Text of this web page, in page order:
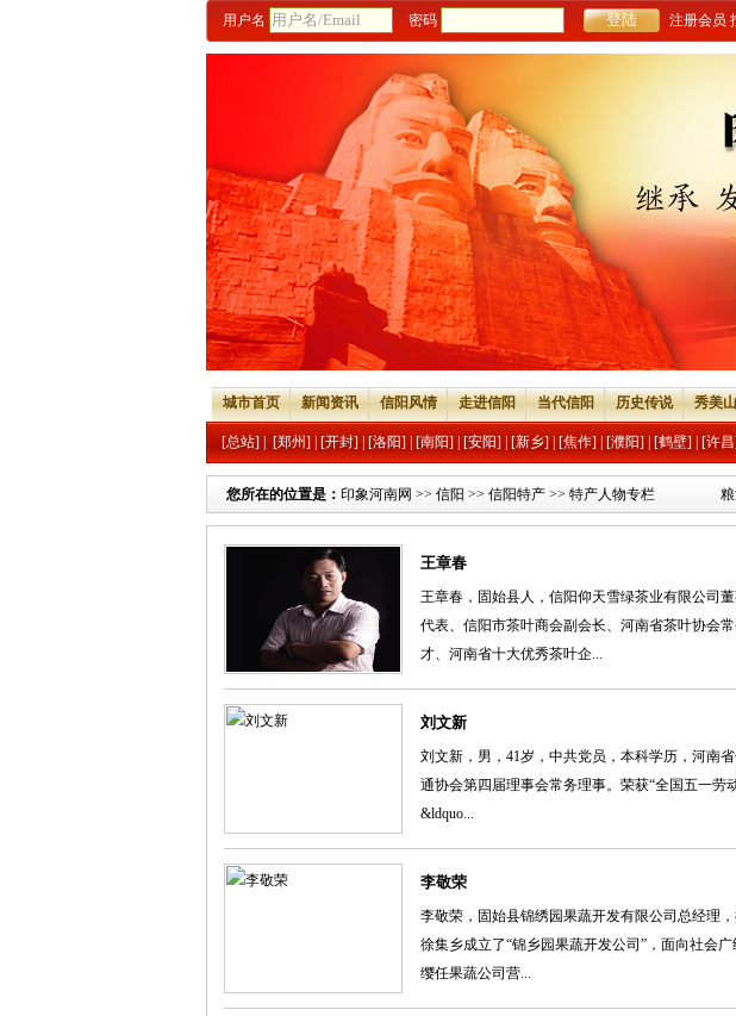
用户名 密码 注册会员
城市首页 新闻资讯 信阳风情 走进信阳 当代信阳 历史传说 秀美
[总站] [郑州] [开封] [洛阳] [南阳] [安阳] [新乡] [焦作] [濮阳] [鹤壁] [许
您所在的位置是： 印象河南网 >> 信阳 >> 信阳特产 >> 特产人物专栏
王章春
王章春，固始县人，信阳仰天雪绿茶业有限公司
代表、信阳市茶叶商会副会长、河南省茶叶协会
才、河南省十大优秀茶叶企...
刘文新
刘文新，男，41岁，中共党员，本科学历，河南
通协会第四届理事会常务理事。荣获“全国五一劳
&ldquo...
李敬荣
李敬荣，固始县锦绣园果蔬开发有限公司总经理
徐集乡成立了“锦乡园果蔬开发公司”，面向社会
缨任果蔬公司营...